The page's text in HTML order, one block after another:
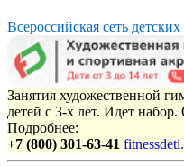
Всероссийская сеть
Занятия художественной
детей с 3-х лет. Идет
Подробнее:
+7 (800) 301-63-41